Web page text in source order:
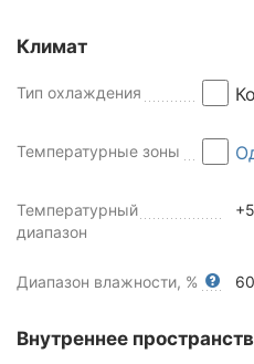
Климат
Тип охлаждения
Температурные зоны
Температурный
диапазон
Диапазон влажности, %
Внутреннее